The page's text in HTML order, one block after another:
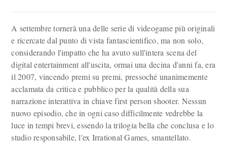
A settembre tornerà una delle serie di videogame più originali
e ricercate dal punto di vista fantascientifico, ma non solo,
considerando l'impatto che ha avuto sull'intera scena del
digital entertainment all'uscita, ormai una decina d'anni fa, era
il 2007, vincendo premi su premi, pressoché unanimemente
acclamata da critica e pubblico per la qualità della sua
narrazione interattiva in chiave first person shooter. Nessun
nuovo episodio, che in ogni caso difficilmente vedrebbe la
luce in tempi brevi, essendo la trilogia bella che conclusa e lo
studio responsabile, l'ex Irrational Games, smantellato.